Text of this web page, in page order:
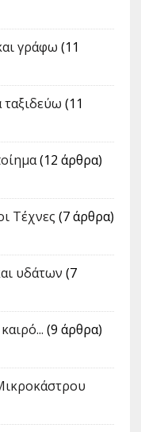
γράφω (11
ταξιδεύω (11
(12 άρθρα)
Τέχνες (7 άρθρα)
υδάτων (7
(9 άρθρα)